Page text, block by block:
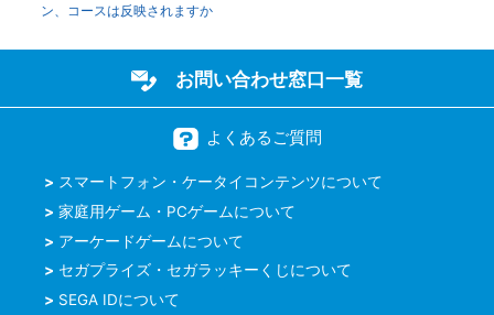
ン、コースは反映されますか
お問い合わせ窓口一覧
よくあるご質問
スマートフォン・ケータイコンテンツについて
家庭用ゲーム・PCゲームについて
アーケードゲームについて
セガプライズ・セガラッキーくじについて
SEGA IDについて